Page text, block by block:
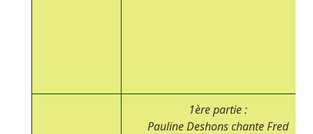
1èrepartie :
Pauline Deshons chante Fred